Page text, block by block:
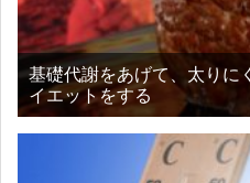
基礎代謝をあげて、太りに
イエットをする